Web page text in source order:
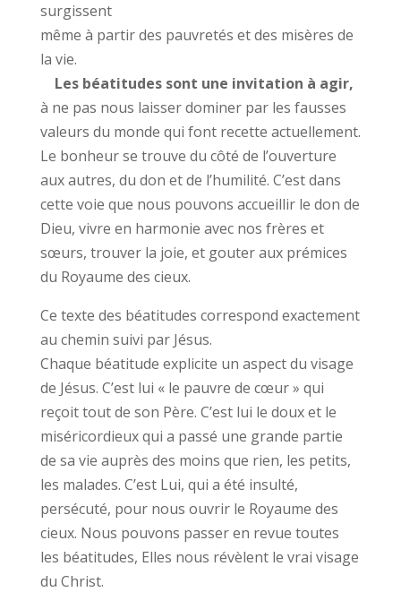
surgissent
même à partir des pauvretés et des misères de
la vie.
Les béatitudes sont une invitation à agir,
à ne pas nous laisser dominer par les fausses
valeurs du monde qui font recette actuellement.
Le bonheur se trouve du côté de l’ouverture
aux autres, du don et de l’humilité. C’est dans
cette voie que nous pouvons accueillir le don de
Dieu, vivre en harmonie avec nos frères et
sœurs, trouver la joie, et gouter aux prémices
du Royaume des cieux.
Ce texte des béatitudes correspond exactement
au chemin suivi par Jésus.
Chaque béatitude explicite un aspect du visage
de Jésus. C’est lui « le pauvre de cœur » qui
reçoit tout de son Père. C’est lui le doux et le
miséricordieux qui a passé une grande partie
de sa vie auprès des moins que rien, les petits,
les malades. C’est Lui, qui a été insulté,
persécuté, pour nous ouvrir le Royaume des
cieux. Nous pouvons passer en revue toutes
les béatitudes, Elles nous révèlent le vrai visage
du Christ.